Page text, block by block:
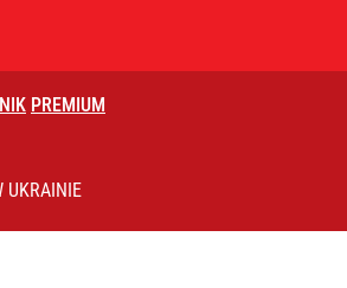
PREMIUM
Obajtka grozi po 25 lat więzienia
UKRAINIE